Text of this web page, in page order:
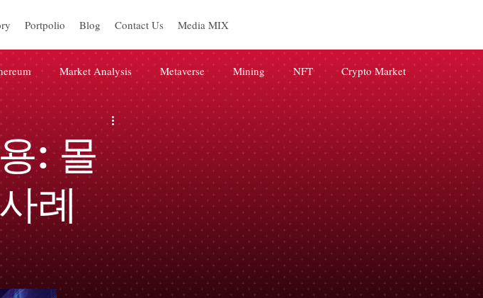
Portpolio Blog Contact Us Media MIX
Market Analysis Metaverse Mining NFT Crypto Market
Web3 Blockchain Press releases BRAND AI digital marketing Web3
: 몰
례